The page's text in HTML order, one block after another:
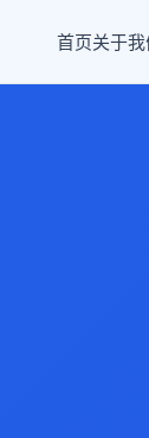
首页关于我